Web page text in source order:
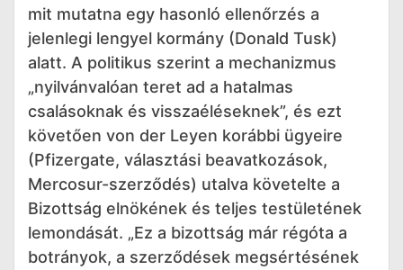
mit mutatna egy hasonló ellenőrzés a
jelenlegi lengyel kormány (Donald Tusk)
alatt. A politikus szerint a mechanizmus
„nyilvánvalóan teret ad a hatalmas
csalásoknak és visszaéléseknek”, és ezt
követően von der Leyen korábbi ügyeire
(Pfizergate, választási beavatkozások,
Mercosur-szerződés) utalva követelte a
Bizottság elnökének és teljes testületének
lemondását. „Ez a bizottság már régóta a
botrányok, a szerződések megsértésének